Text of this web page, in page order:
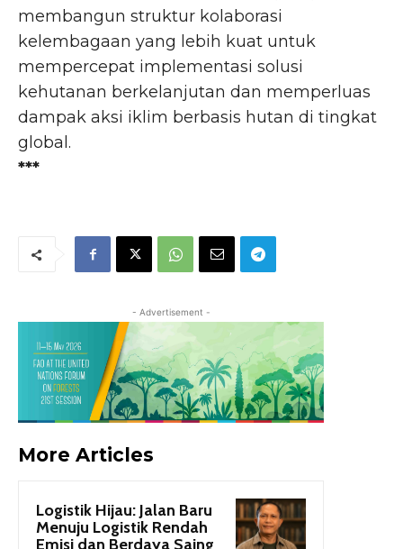
membangun struktur kolaborasi
kelembagaan yang lebih kuat untuk
mempercepat implementasi solusi
kehutanan berkelanjutan dan memperluas
dampak aksi iklim berbasis hutan di tingkat
global.
***
- Advertisement -
More Articles
Logistik Hijau: Jalan Baru
Menuju Logistik Rendah
Emisi dan Berdaya Saing